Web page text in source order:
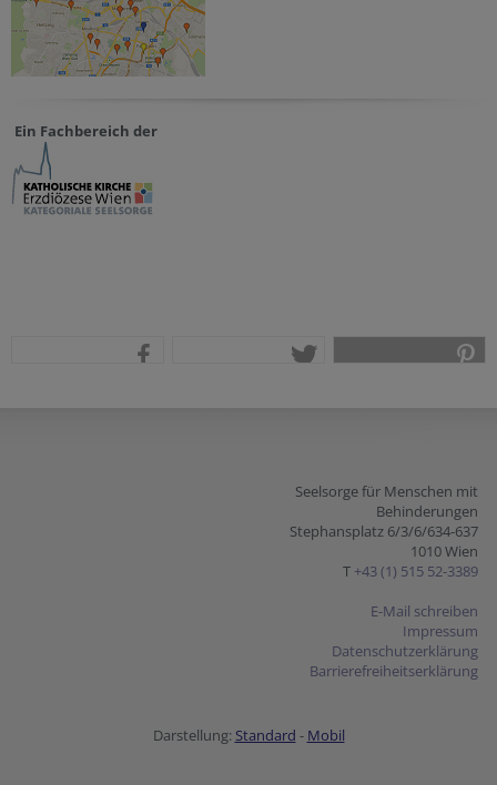
Ein Fachbereich der
Seelsorge für Menschen mit
Behinderungen
Stephansplatz 6/3/6/634-637
1010 Wien
T +43 (1) 515 52-3389
E-Mail schreiben
Impressum
Datenschutzerklärung
Barrierefreiheitserklärung
Darstellung: Standard - Mobil